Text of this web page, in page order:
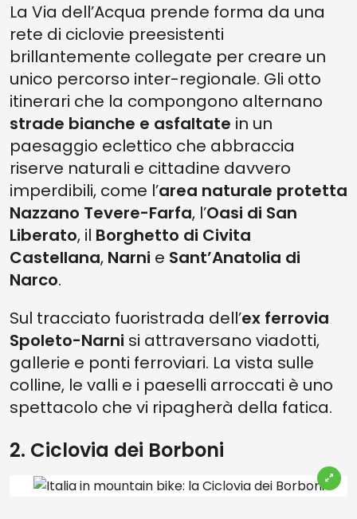
La Via dell’Acqua prende forma da una
rete di ciclovie preesistenti
brillantemente collegate per creare un
unico percorso inter-regionale. Gli otto
itinerari che la compongono alternano
strade bianche e asfaltate in un
paesaggio eclettico che abbraccia
riserve naturali e cittadine davvero
imperdibili, come l’area naturale protetta
Nazzano Tevere-Farfa, l’Oasi di San
Liberato, il Borghetto di Civita
Castellana, Narni e Sant’Anatolia di
Narco.
Sul tracciato fuoristrada dell’ex ferrovia
Spoleto-Narni si attraversano viadotti,
gallerie e ponti ferroviari. La vista sulle
colline, le valli e i paeselli arroccati è uno
spettacolo che vi ripagherà della fatica.
2. Ciclovia dei Borboni